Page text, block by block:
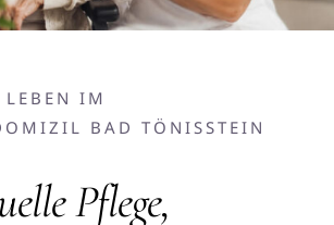
LEBEN IM
BAD TÖNISSTEIN
Pflege,